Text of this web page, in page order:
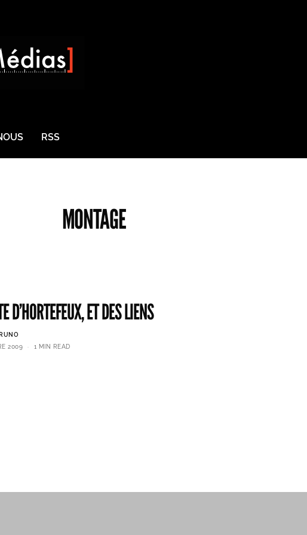
RSS
MONTAGE
D’HORTEFEUX, ET DES LIENS
2009
1 MIN READ